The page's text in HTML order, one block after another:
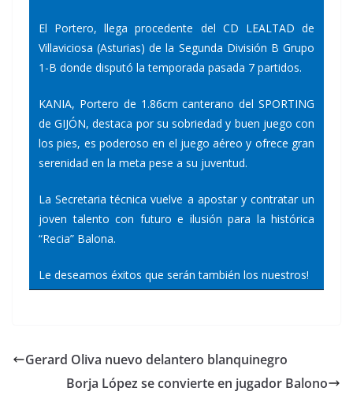
El Portero, llega procedente del CD LEALTAD de
Villaviciosa (Asturias) de la Segunda División B Grupo
1-B donde disputó la temporada pasada 7 partidos.
KANIA, Portero de 1.86cm canterano del SPORTING
de GIJÓN, destaca por su sobriedad y buen juego con
los pies, es poderoso en el juego aéreo y ofrece gran
serenidad en la meta pese a su juventud.
La Secretaria técnica vuelve a apostar y contratar un
joven talento con futuro e ilusión para la histórica
“Recia” Balona.
Le deseamos éxitos que serán también los nuestros!
Gerard Oliva nuevo delantero blanquinegro
Borja López se convierte en jugador Balono